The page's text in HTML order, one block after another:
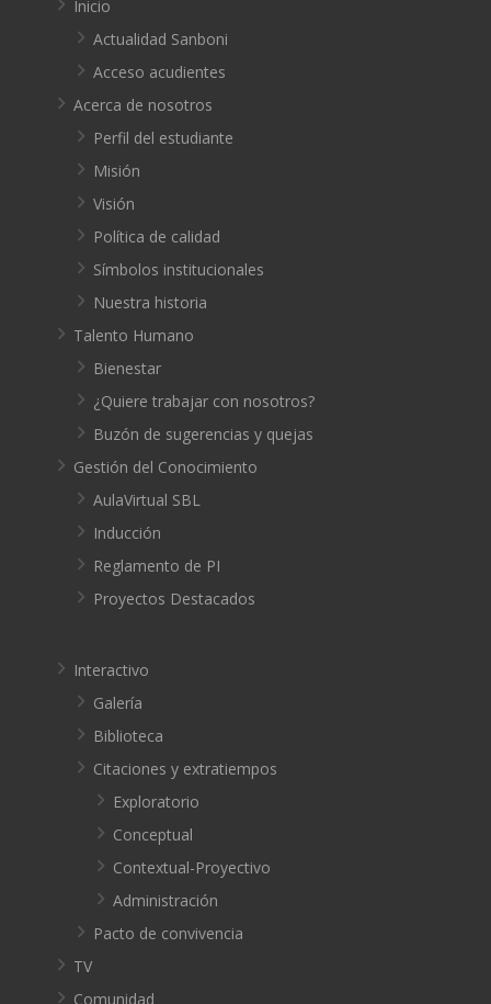
Inicio
Actualidad Sanboni
Acceso acudientes
Acerca de nosotros
Perfil del estudiante
Misión
Visión
Política de calidad
Símbolos institucionales
Nuestra historia
Talento Humano
Bienestar
¿Quiere trabajar con nosotros?
Buzón de sugerencias y quejas
Gestión del Conocimiento
AulaVirtual SBL
Inducción
Reglamento de PI
Proyectos Destacados
Interactivo
Galería
Biblioteca
Citaciones y extratiempos
Exploratorio
Conceptual
Contextual-Proyectivo
Administración
Pacto de convivencia
TV
Comunidad